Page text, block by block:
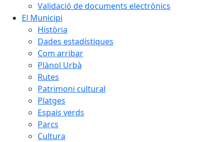
Validació de documents electrònics
El Municipi
Història
Dades estadístiques
Com arribar
Plànol Urbà
Rutes
Patrimoni cultural
Platges
Espais verds
Parcs
Cultura